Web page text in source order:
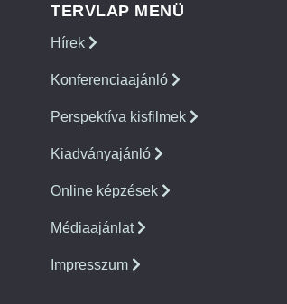
TERVLAP MENÜ
Hírek
Konferenciaajánló
Perspektíva kisfilmek
Kiadványajánló
Online képzések
Médiaajánlat
Impresszum